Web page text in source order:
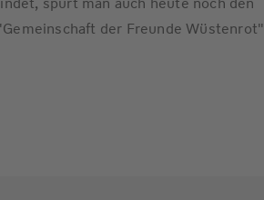
der Freunde Wüstenrot"